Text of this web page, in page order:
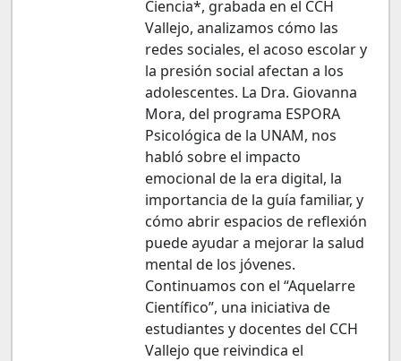
Ciencia*, grabada en el CCH
Vallejo, analizamos cómo las
redes sociales, el acoso escolar y
la presión social afectan a los
adolescentes. La Dra. Giovanna
Mora, del programa ESPORA
Psicológica de la UNAM, nos
habló sobre el impacto
emocional de la era digital, la
importancia de la guía familiar, y
cómo abrir espacios de reflexión
puede ayudar a mejorar la salud
mental de los jóvenes.
Continuamos con el “Aquelarre
Científico”, una iniciativa de
estudiantes y docentes del CCH
Vallejo que reivindica el